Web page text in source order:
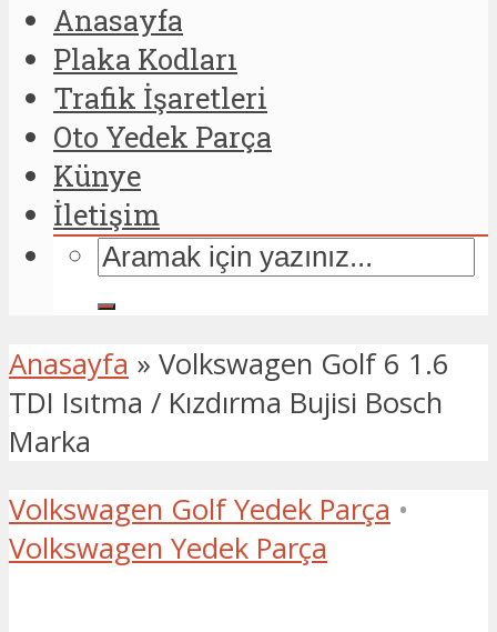
Anasayfa
Plaka Kodları
Trafik İşaretleri
Oto Yedek Parça
Künye
İletişim
Anasayfa » Volkswagen Golf 6 1.6
TDI Isıtma / Kızdırma Bujisi Bosch
Marka
Volkswagen Golf Yedek Parça •
Volkswagen Yedek Parça